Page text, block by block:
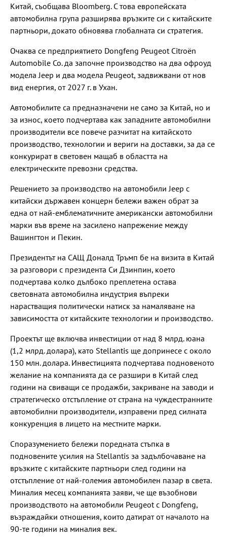
Китай, съобщава Bloomberg. С това европейската
автомобилна група разширява връзките си с китайските
партньори, докато обновява глобалната си стратегия.
Очаква се предприятието Dongfeng Peugeot Citroën
Automobile Co. да започне производство на два офроуд
модела Jeep и два модела Peugeot, задвижвани от нов
вид енергия, от 2027 г. в Ухан.
Автомобилите са предназначени не само за Китай, но и
за износ, което подчертава как западните автомобилни
производители все повече разчитат на китайското
производство, технологии и вериги на доставки, за да се
конкурират в световен мащаб в областта на
електрическите превозни средства.
Решението за производство на автомобили Jeep с
китайски държавен концерн бележи важен обрат за
една от най-емблематичните американски автомобилни
марки във време на засилено напрежение между
Вашингтон и Пекин.
Президентът на САЩ Доналд Тръмп бе на визита в Китай
за разговори с президента Си Дзинпин, което
подчертава колко дълбоко преплетена остава
световната автомобилна индустрия въпреки
нарастващия политически натиск за намаляване на
зависимостта от китайските технологии и производство.
Проектът ще включва инвестиции от над 8 млрд. юана
(1,2 млрд. долара), като Stellantis ще допринесе с около
150 млн. долара. Инвестицията подчертава подновеното
желание на компанията да се разшири в Китай след
години на свиващи се продажби, закриване на заводи и
стратегическо отстъпление от страна на чуждестранните
автомобилни производители, изправени пред силната
конкуренция в лицето на местните марки.
Споразумението бележи поредната стъпка в
подновените усилия на Stellantis за задълбочаване на
връзките с китайските партньори след години на
отстъпление от най-големия автомобилен пазар в света.
Миналия месец компанията заяви, че ще възобнови
производството на автомобили Peugeot с Dongfeng,
възраждайки отношения, които датират от началото на
90-те години на миналия век.